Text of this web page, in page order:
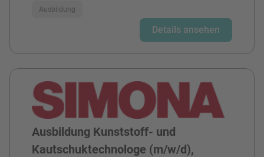
Ausbildung
Details ansehen
Ausbildung Kunststoff- und
Kautschuktechnologe (m/w/d),